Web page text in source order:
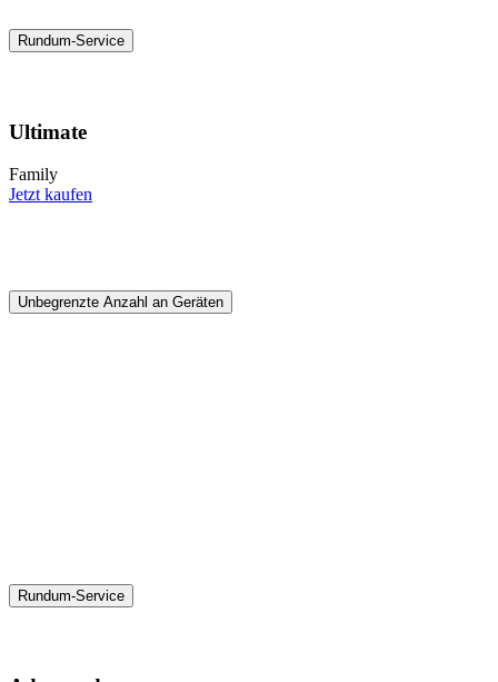
Rundum-Service
Ultimate
Family
Jetzt kaufen
Unbegrenzte Anzahl an Geräten
Rundum-Service